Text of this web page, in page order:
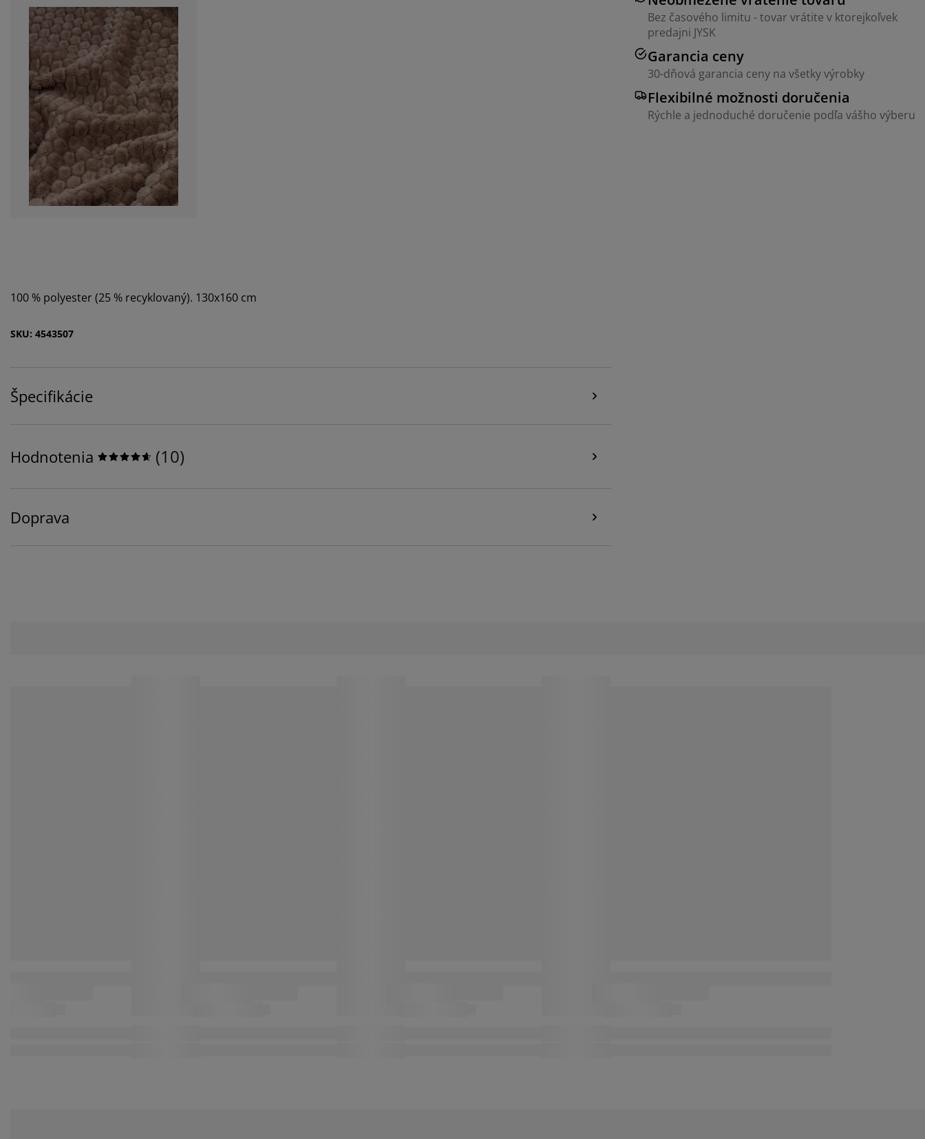
Bez časového limitu - tovar vrátite v ktorejkoľvek
predajni JYSK
Garancia ceny
30-dňová garancia ceny na všetky výrobky
Flexibilné možnosti doručenia
Rýchle a jednoduché doručenie podľa vášho výberu
100 % polyester (25 % recyklovaný). 130x160 cm
SKU: 4543507
Špecifikácie
Hodnotenia (10)
Doprava